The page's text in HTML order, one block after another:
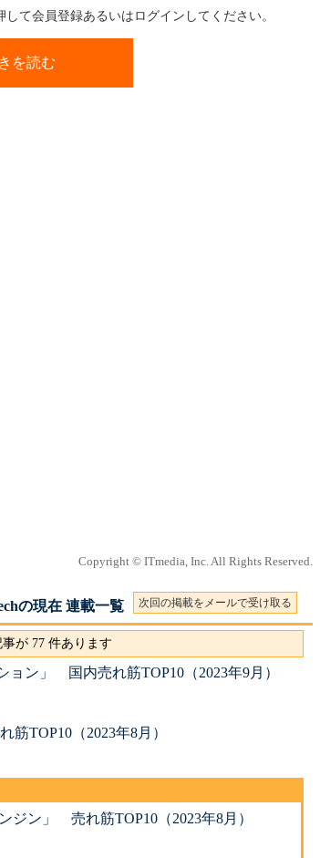
て会員登録あるいはログインしてください。
を読む
Copyright © ITmedia, Inc. All Rights Reserved.
の現在 連載一覧 次回の掲載をメールで受け取る
が 77 件あります
ョン」 国内売れ筋TOP10（2023年9月）
TOP10（2023年8月）
ジン」 売れ筋TOP10（2023年8月）